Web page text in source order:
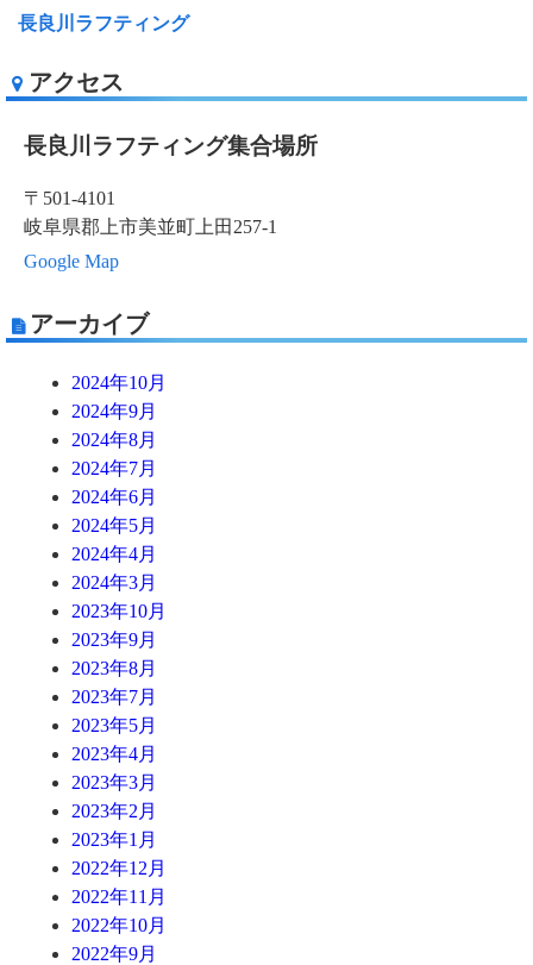
長良川ラフティング
アクセス
長良川ラフティング集合場所
〒501-4101
岐阜県郡上市美並町上田257-1
Google Map
アーカイブ
2024年10月
2024年9月
2024年8月
2024年7月
2024年6月
2024年5月
2024年4月
2024年3月
2023年10月
2023年9月
2023年8月
2023年7月
2023年5月
2023年4月
2023年3月
2023年2月
2023年1月
2022年12月
2022年11月
2022年10月
2022年9月